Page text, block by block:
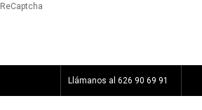
ReCaptcha
Llámanos al 626 90 69 91